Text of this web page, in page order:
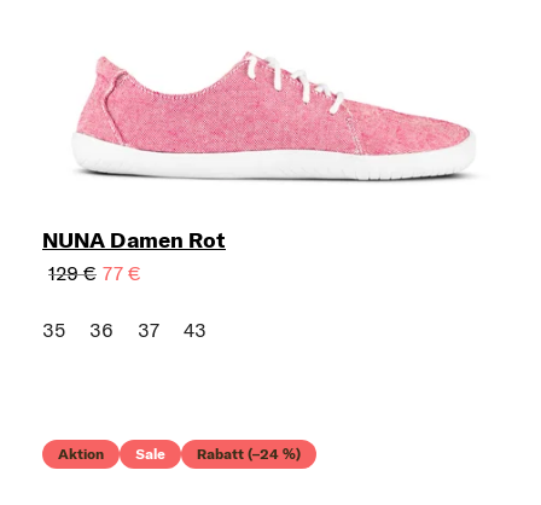
NUNA Damen Rot
129 € 77 €
35 36 37 43
Aktion Sale Rabatt (–24 %)